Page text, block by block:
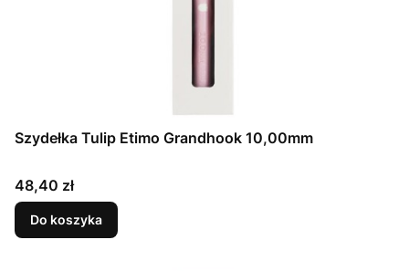
Szydełka Tulip Etimo Grandhook 10,00mm
Cena
48,40 zł
Do koszyka